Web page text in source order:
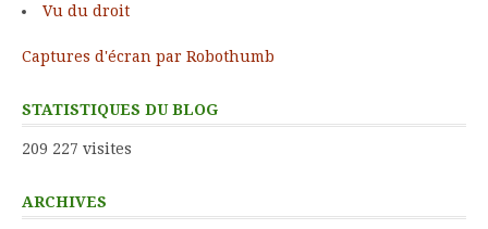
Vu du droit
Captures d'écran par Robothumb
STATISTIQUES DU BLOG
209 227 visites
ARCHIVES